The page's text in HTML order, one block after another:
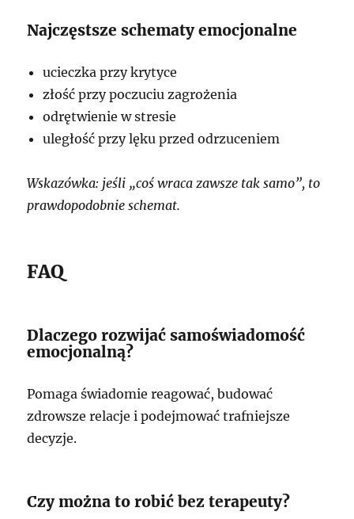
Najczęstsze schematy emocjonalne
ucieczka przy krytyce
złość przy poczuciu zagrożenia
odrętwienie w stresie
uległość przy lęku przed odrzuceniem
Wskazówka: jeśli „coś wraca zawsze tak samo”, to
prawdopodobnie schemat.
FAQ
Dlaczego rozwijać samoświadomość
emocjonalną?
Pomaga świadomie reagować, budować
zdrowsze relacje i podejmować trafniejsze
decyzje.
Czy można to robić bez terapeuty?